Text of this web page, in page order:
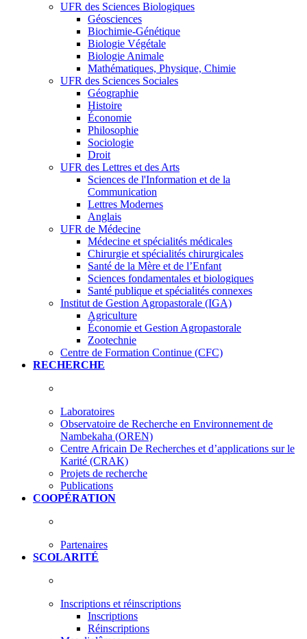
UFR des Sciences Biologiques
Géosciences
Biochimie-Génétique
Biologie Végétale
Biologie Animale
Mathématiques, Physique, Chimie
UFR des Sciences Sociales
Géographie
Histoire
Économie
Philosophie
Sociologie
Droit
UFR des Lettres et des Arts
Sciences de l'Information et de la
Communication
Lettres Modernes
Anglais
UFR de Médecine
Médecine et spécialités médicales
Chirurgie et spécialités chirurgicales
Santé de la Mère et de l’Enfant
Sciences fondamentales et biologiques
Santé publique et spécialités connexes
Institut de Gestion Agropastorale (IGA)
Agriculture
Économie et Gestion Agropastorale
Zootechnie
Centre de Formation Continue (CFC)
RECHERCHE
Laboratoires
Observatoire de Recherche en Environnement de
Nambekaha (OREN)
Centre Africain De Recherches et d’applications sur le
Karité (CRAK)
Projets de recherche
Publications
COOPÉRATION
Partenaires
SCOLARITÉ
Inscriptions et réinscriptions
Inscriptions
Réinscriptions